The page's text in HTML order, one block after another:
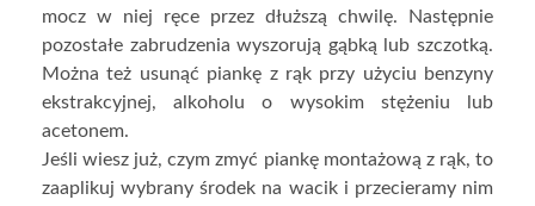
mocz w niej ręce przez dłuższą chwilę. Następnie
pozostałe zabrudzenia wyszorują gąbką lub szczotką.
Można też usunąć piankę z rąk przy użyciu benzyny
ekstrakcyjnej, alkoholu o wysokim stężeniu lub
acetonem.
Jeśli wiesz już, czym zmyć piankę montażową z rąk, to
zaaplikuj wybrany środek na wacik i przecieramy nim